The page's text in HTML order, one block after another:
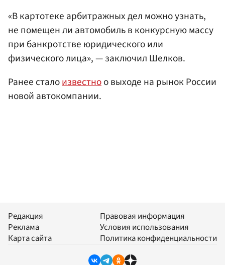
«В картотеке арбитражных дел можно узнать,
не помещен ли автомобиль в конкурсную массу
при банкротстве юридического или
физического лица», — заключил Шелков.
Ранее сталоизвестноо выходе на рынок России
новой автокомпании.
Редакция
Реклама
Карта сайта
Правовая информация
Условия использования
Политика конфиденциальности